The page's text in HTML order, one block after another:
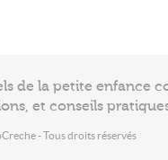
de la petite enfance
et conseils
- Tous droits réservés